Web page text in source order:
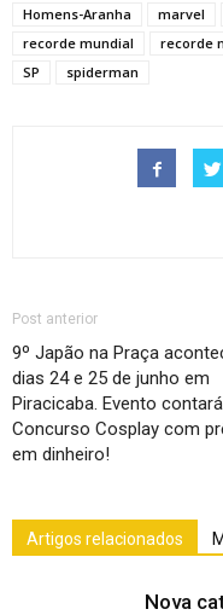
Homens-Aranha
marvel
recorde mundial
recorde
SP
spiderman
Post anterior
9º Japão na Praça
dias 24 e 25 de junho em
Piracicaba. Evento
Concurso Cosplay com
em dinheiro!
Artigos relacionados
Nova